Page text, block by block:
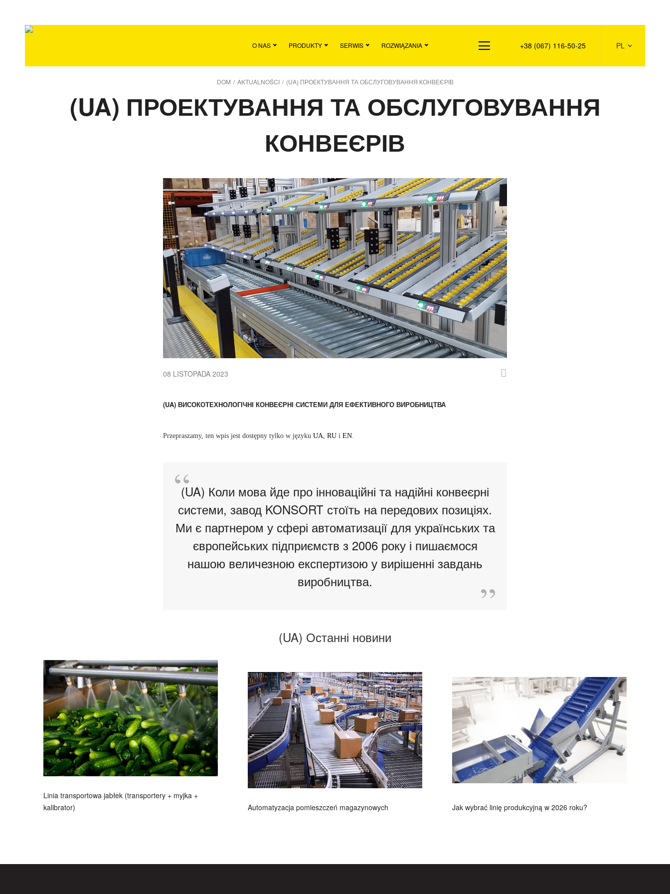
O NAS PRODUKTY SERWIS ROZWIĄZANIA +38 (067) 116-50-25 PL
DOM / AKTUALNOŚCI / (UA) ПРОЕКТУВАННЯ ТА ОБСЛУГОВУВАННЯ КОНВЕЄРІВ
(UA) ПРОЕКТУВАННЯ ТА ОБСЛУГОВУВАННЯ
КОНВЕЄРІВ
08 LISTOPADA 2023
(UA) ВИСОКОТЕХНОЛОГІЧНІ КОНВЕЄРНІ СИСТЕМИ ДЛЯ ЕФЕКТИВНОГО ВИРОБНИЦТВА
Przepraszamy, ten wpis jest dostępny tylko w języku UA RU i EN
(UA) Коли мова йде про інноваційні та надійні конвеєрні
системи, завод KONSORT стоїть на передових позиціях.
Ми є партнером у сфері автоматизації для українських та
європейських підприємств з 2006 року і пишаємося
нашою величезною експертизою у вирішенні завдань
виробництва.
(UA) Останні новини
Linia transportowa jabłek (transportery + myjka +
kalibrator)
Automatyzacja pomieszczeń magazynowych Jak wybrać linię produkcyjną w 2026 roku?